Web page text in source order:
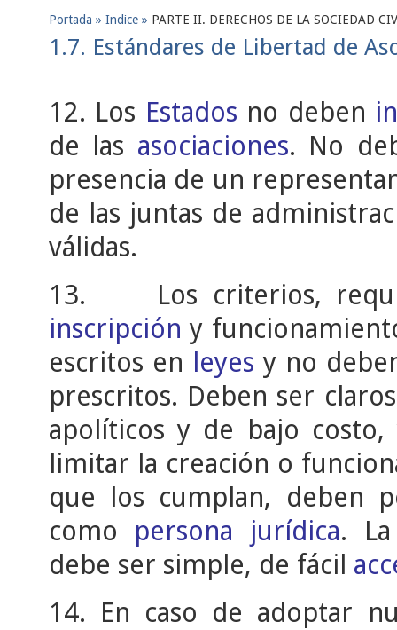
Portada » Indice » PARTE II. DERECHOS DE LA SOCIEDAD
1.7. Estándares de Libertad de
12. Los Estados no deben
de las asociaciones. No
presencia de un
de las juntas de
válidas.
13. Los criterios,
inscripción y
escritos en
leyes y no
prescritos. Deben ser
apolíticos y de bajo
limitar la creación o
que los cumplan, deben
como persona jurídica.
debe ser simple, de fácil
14. En caso de adoptar